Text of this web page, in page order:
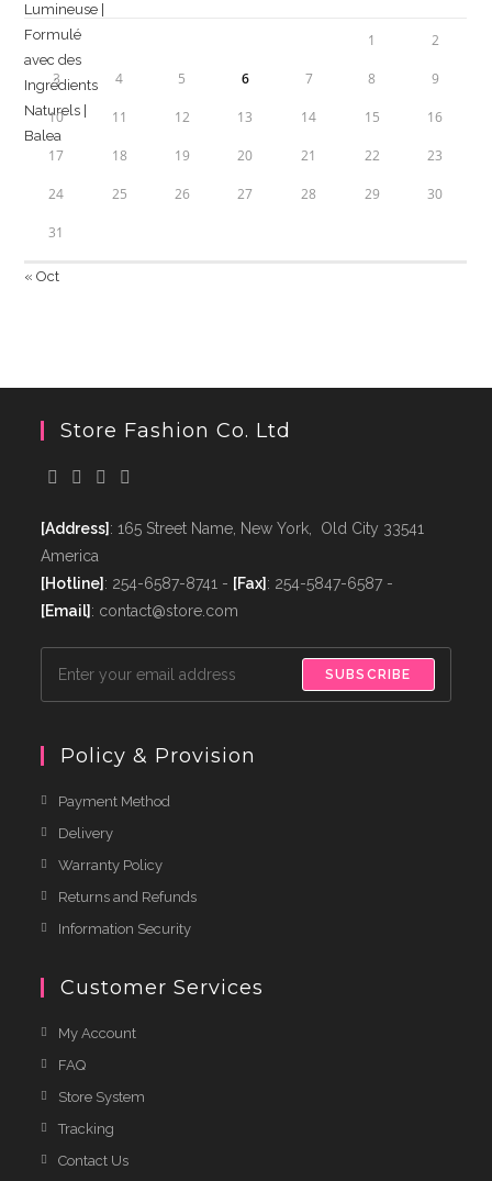
1 2
3 4 5 6 7 8 9
10 11 12 13 14 15 16
17 18 19 20 21 22 23
24 25 26 27 28 29 30
31
« Oct
Store Fashion Co. Ltd
[Address]: 165 Street Name, New York, Old City 33541
America
[Hotline]: 254-6587-8741 - [Fax]: 254-5847-6587 -
[Email]: contact@store.com
SUBSCRIBE
Policy & Provision
Payment Method
Delivery
Warranty Policy
Returns and Refunds
Information Security
Customer Services
My Account
FAQ
Store System
Tracking
Contact Us